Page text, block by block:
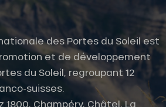
des Portes du Soleil est
et de développement
du Soleil, regroupant 12
suisses.
1800, Champéry, Châtel, La